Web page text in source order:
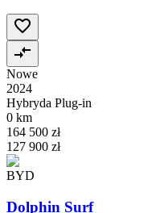
Nowe
2024
Hybryda Plug-in
0 km
164 500 zł
127 900 zł
BYD
Dolphin Surf